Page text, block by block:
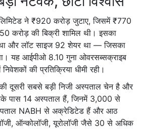
ने ₹920 करोड़ जुटाए, जिसमें ₹770
करोड़ की बिक्री शामिल थी। इसका
और लॉट साइज 92 शेयर था — जिसका
यह आईपीओ 8.10 गुना ओवरसब्सक्राइब
की प्रतिक्रिया धीमी रही।
की दूसरी सबसे बड़ी निजी अस्पताल चेन है और
पास 14 अस्पताल हैं, जिनमें 3,000 से
NABH से अक्रेडिटेड हैं और आठ
ऑन्कोलॉजी, यूरोलॉजी जैसे 30 से अधिक